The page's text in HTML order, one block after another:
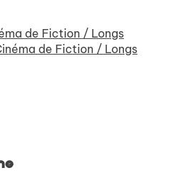
de Fiction / Longs
de Fiction / Longs